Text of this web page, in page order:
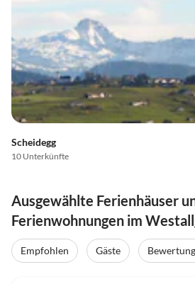
Scheidegg
10 Unterkünfte
Ausgewählte Ferienhäuser
Ferienwohnungen im
Empfohlen Gäste Bewertung